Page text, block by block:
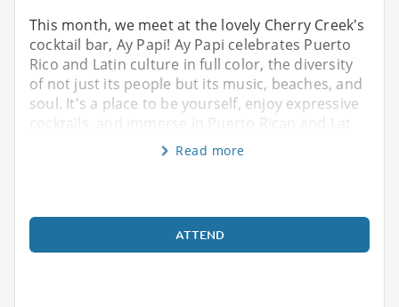
This month, we meet at the lovely Cherry Creek's
cocktail bar, Ay Papi! Ay Papi celebrates Puerto
Rico and Latin culture in full color, the diversity
of not just its people but its music, beaches, and
soul. It's a place to be yourself, enjoy expressive
cocktails, and immerse in Puerto Rican and Lat
Read more
ATTEND